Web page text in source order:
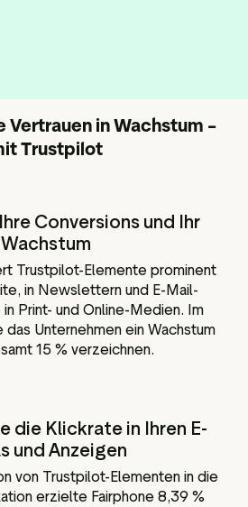
Vertrauen in Wachstum –
Trustpilot
Conversions und Ihr
Wachstum
Trustpilot-Elemente prominent
in Newslettern und E-Mail-
Print- und Online-Medien. Im
Unternehmen ein Wachstum
15 % verzeichnen.
die Klickrate in Ihren E-
und Anzeigen
von Trustpilot-Elementen in die
erzielte Fairphone 8,39 %